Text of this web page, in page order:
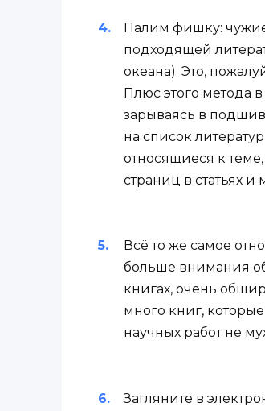
Палим фишку:
подходящей
океана). Это,
Плюс этого метода
зарываясь в
на список
относящиеся к
страниц в статьях
Всё то же самое
больше внимания
книгах, очень
много книг,
научных работне
Загляните в